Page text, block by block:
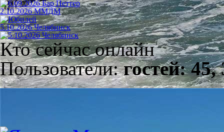
2.10.2026 ММДМ
5.10.2026 Челябинск
Кто сейчас онлайн
Пользователи:гостей: 45,